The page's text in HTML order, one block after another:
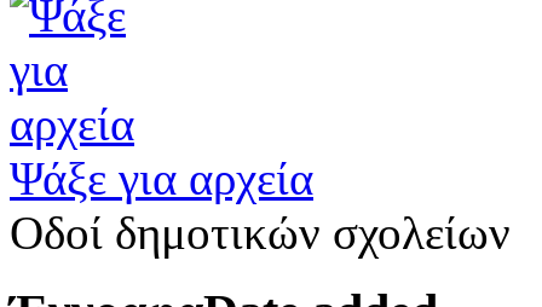
Ψάξε για αρχεία
Οδοί δημοτικών σχολείων